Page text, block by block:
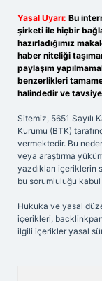
Yasal Uyarı: Bu
şirketi ile hiçbir
hazırladığımız
haber niteliği
paylaşım
benzerlikleri
halindedir ve
Sitemiz, 5651 Sayılı
Kurumu (BTK)
vermektedir. Bu
veya araştırma
yazdıkları içeriklerin
bu sorumluluğu kabul
Hukuka ve yasal
içerikleri,
ilgili içerikler yasal